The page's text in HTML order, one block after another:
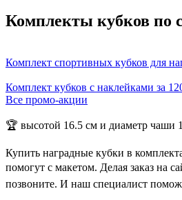
Комплекты кубков по
Комплект спортивных кубков для
Комплект кубков с наклейками за
Все промо-акции
🏆 высотой 16.5 см и диаметр чаши
Купить наградные кубки в
помогут с макетом. Делая заказ на
позвоните. И наш специалист